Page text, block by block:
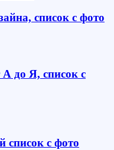
список с фото
А до Я, список с
список с фото